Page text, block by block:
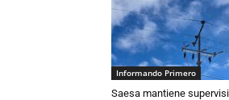
Informando Primero
Saesa mantiene